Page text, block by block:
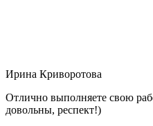
Ирина Криворотова
Отлично выполняете свою
довольны, респект!)